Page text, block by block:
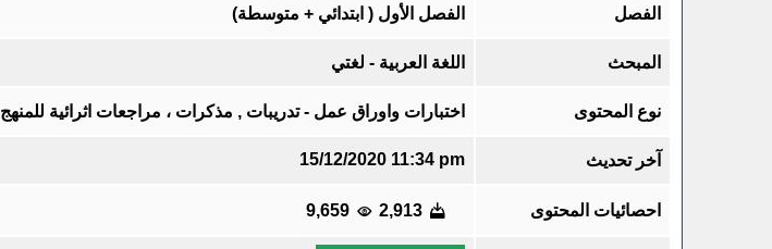
الفصل الفصل الأول ( ابتدائي + متوسطة)
المبحث اللغة العربية - لغتي
نوع المحتوى اختبارات واوراق عمل - تدريبات , مذكرات ، مراجعات اثرائية للمنهج
آخر تحديث 15/12/2020 11:34 pm
احصائيات المحتوى 2,913
9,659